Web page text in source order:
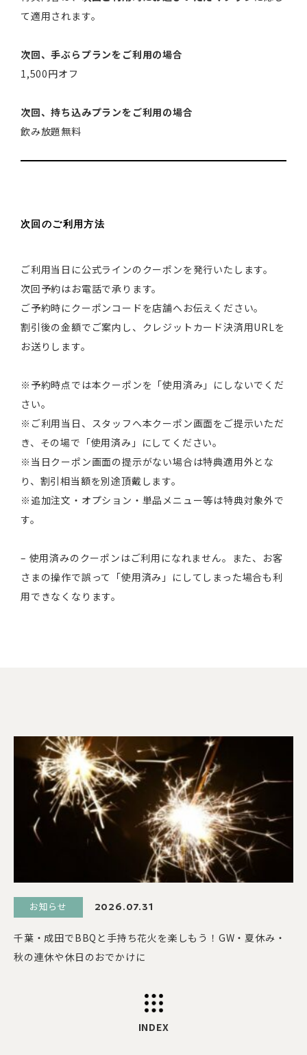
て適用されます。
次回、手ぶらプランをご利用の場合
1,500円オフ
次回、持ち込みプランをご利用の場合
飲み放題無料
次回のご利用方法
ご利用当日に公式ラインのクーポンを発行いたします。
次回予約はお電話で承ります。
ご予約時にクーポンコードを店舗へお伝えください。
割引後の金額でご案内し、クレジットカード決済用URLを
お送りします。
※予約時点では本クーポンを「使用済み」にしないでくだ
さい。
※ご利用当日、スタッフへ本クーポン画面をご提示いただ
き、その場で「使用済み」にしてください。
※当日クーポン画面の提示がない場合は特典適用外とな
り、割引相当額を別途頂戴します。
※追加注文・オプション・単品メニュー等は特典対象外で
す。
– 使用済みのクーポンはご利用になれません。また、お客
さまの操作で誤って「使用済み」にしてしまった場合も利
用できなくなります。
お知らせ 2026.07.31
千葉・成田でBBQと手持ち花火を楽しもう！GW・夏休み・
秋の連休や休日のおでかけに
INDEX